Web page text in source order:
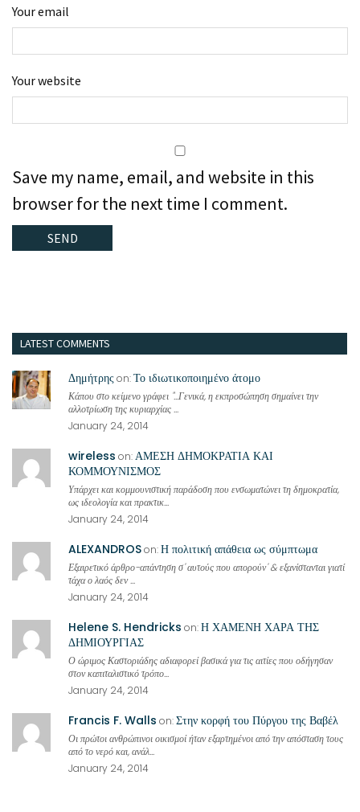
Your email
Your website
Save my name, email, and website in this
browser for the next time I comment.
LATEST COMMENTS
Δημήτρηςon:Το ιδιωτικοποιημένο άτομο
Κάπου στο κείμενο γράφει "...Γενικά, η εκπροσώπηση σημαίνει την
αλλοτρίωση της κυριαρχίας ...
January 24, 2014
wireless on:ΑΜΕΣΗ ΔΗΜΟΚΡΑΤΙΑ ΚΑΙ
ΚΟΜΜΟΥΝΙΣΜΟΣ
Υπάρχει και κομμουνιστική παράδοση που ενσωματώνει τη δημοκρατία,
ως ιδεολογία και πρακτικ...
January 24, 2014
ALEXANDROSon:Η πολιτική απάθεια ως σύμπτωμα
Εξαιρετικό άρθρο-απάντηση σ' αυτούς που απορούν' & εξανίστανται γιατί
τάχα ο λαός δεν ...
January 24, 2014
Helene S. Hendricks on:Η ΧΑΜΕΝΗ ΧΑΡΑ ΤΗΣ
ΔΗΜΙΟΥΡΓΙΑΣ
Ο ώριμος Καστοριάδης αδιαφορεί βασικά για τις αιτίες που οδήγησαν
στον καπιταλιστικό τρόπο...
January 24, 2014
Francis F. Walls on:Στην κορφή του Πύργου της Βαβέλ
Οι πρώτοι ανθρώπινοι οικισμοί ήταν εξαρτημένοι από την απόσταση τους
από το νερό και, ανάλ...
January 24, 2014